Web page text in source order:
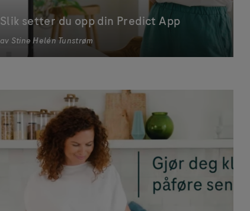
Slik setter du opp din Predict App
av Stine Helén Tunstrøm